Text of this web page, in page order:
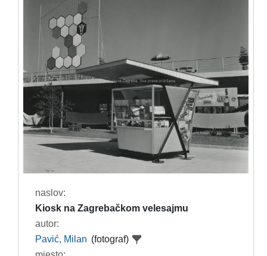
naslov:
Kiosk na Zagrebačkom velesajmu
autor:
Pavić, Milan (fotograf)